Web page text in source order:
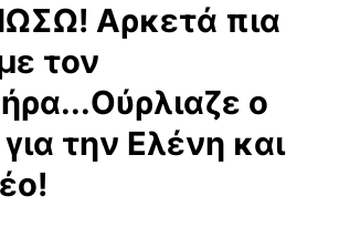
Αρκετά πια
τον
ο
την Ελένη και